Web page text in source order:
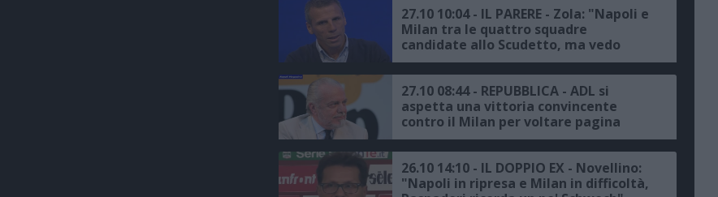
27.10 10:04 - IL PARERE - Zola: "Napoli e
Milan tra le quattro squadre
candidate allo Scudetto, ma vedo
l'Inter favorita, Kvara può cambiare la
partita"
27.10 08:44 - REPUBBLICA - ADL si
aspetta una vittoria convincente
contro il Milan per voltare pagina
26.10 14:10 - IL DOPPIO EX - Novellino:
"Napoli in ripresa e Milan in difficoltà,